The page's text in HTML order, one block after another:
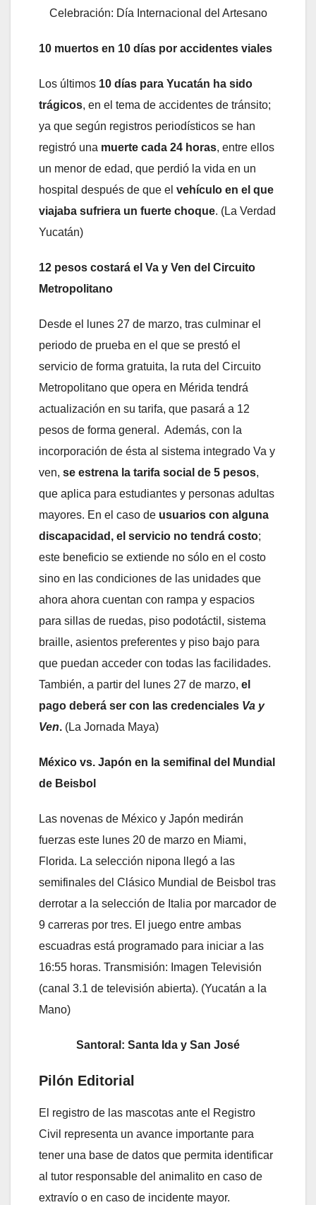
Celebración: Día Internacional del Artesano
10 muertos en 10 días por accidentes viales
Los últimos 10 días para Yucatán ha sido
trágicos, en el tema de accidentes de tránsito;
ya que según registros periodísticos se han
registró una muerte cada 24 horas, entre ellos
un menor de edad, que perdió la vida en un
hospital después de que el vehículo en el que
viajaba sufriera un fuerte choque. (La Verdad
Yucatán)
12 pesos costará el Va y Ven del Circuito
Metropolitano
Desde el lunes 27 de marzo, tras culminar el
periodo de prueba en el que se prestó el
servicio de forma gratuita, la ruta del Circuito
Metropolitano que opera en Mérida tendrá
actualización en su tarifa, que pasará a 12
pesos de forma general. Además, con la
incorporación de ésta al sistema integrado Va y
ven, se estrena la tarifa social de 5 pesos,
que aplica para estudiantes y personas adultas
mayores. En el caso de usuarios con alguna
discapacidad, el servicio no tendrá costo;
este beneficio se extiende no sólo en el costo
sino en las condiciones de las unidades que
ahora ahora cuentan con rampa y espacios
para sillas de ruedas, piso podotáctil, sistema
braille, asientos preferentes y piso bajo para
que puedan acceder con todas las facilidades.
También, a partir del lunes 27 de marzo, el
pago deberá ser con las credenciales Va y
Ven. (La Jornada Maya)
México vs. Japón en la semifinal del Mundial
de Beisbol
Las novenas de México y Japón medirán
fuerzas este lunes 20 de marzo en Miami,
Florida. La selección nipona llegó a las
semifinales del Clásico Mundial de Beisbol tras
derrotar a la selección de Italia por marcador de
9 carreras por tres. El juego entre ambas
escuadras está programado para iniciar a las
16:55 horas. Transmisión: Imagen Televisión
(canal 3.1 de televisión abierta). (Yucatán a la
Mano)
Santoral: Santa Ida y San José
Pilón Editorial
El registro de las mascotas ante el Registro
Civil representa un avance importante para
tener una base de datos que permita identificar
al tutor responsable del animalito en caso de
extravío o en caso de incidente mayor.